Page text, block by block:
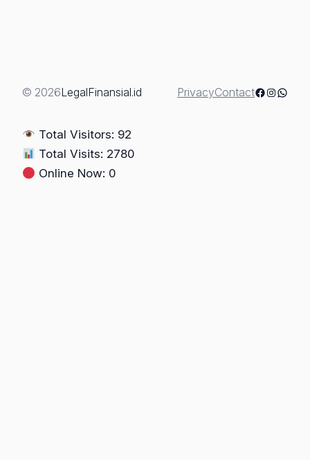
Baja,
Imunitas
Advokat
© 2026LegalFinansial.id PrivacyContactFacebook
Total Visitors: 92
Total Visits: 2780
Online Now: 0